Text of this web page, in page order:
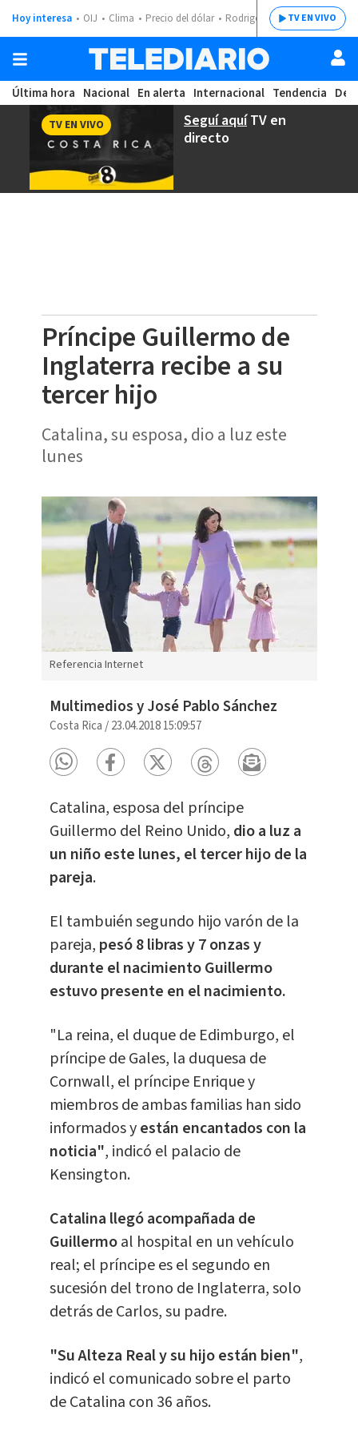
Hoy interesa OIJ Clima Precio del dólar Rodrigo ChavesTV EN VIVO
Última hora Nacional En alerta Internacional Tendencia
Seguí aquíTV en
directo
TV EN VIVO
Príncipe Guillermo de
Inglaterra recibe a su
tercer hijo
Catalina, su esposa, dio a luz este
lunes
Referencia Internet
Multimedios y José Pablo Sánchez
Costa Rica /23.04.2018 15:09:57
Catalina, esposa del príncipe
Guillermo del Reino Unido, dio a luz a
un niño este lunes, el tercer hijo de la
pareja.
El tambuién segundo hijo varón de la
pareja, pesó 8 libras y 7 onzas y
durante el nacimiento Guillermo
estuvo presente en el nacimiento.
"La reina, el duque de Edimburgo, el
príncipe de Gales, la duquesa de
Cornwall, el príncipe Enrique y
miembros de ambas familias han sido
informados yestán encantados con la
noticia", indicó el palacio de
Kensington.
Catalina llegó acompañada de
Guillermoal hospital en un vehículo
real; el príncipe es el segundo en
sucesión del trono de Inglaterra, solo
detrás de Carlos, su padre.
"Su Alteza Real y su hijo están bien",
indicó el comunicado sobre el parto
de Catalina con 36 años.